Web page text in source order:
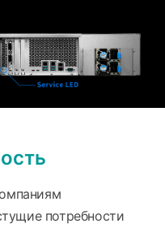
потребности